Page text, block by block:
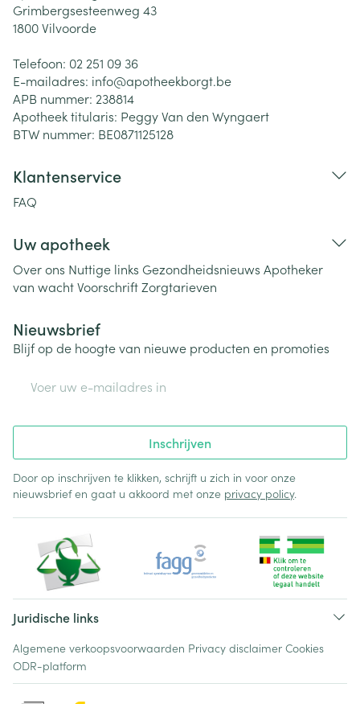
Grimbergsesteenweg 43
1800Vilvoorde
Telefoon: 02 251 09 36
E-mailadres: info@apotheekborgt.be
APB nummer: 238814
Apotheek titularis: Peggy Van den Wyngaert
BTW nummer: BE0871125128
Klantenservice
FAQ
Uw apotheek
Over ons Nuttige links Gezondheidsnieuws Apotheker
van wachtVoorschriftZorgtarieven
Nieuwsbrief
Blijf op de hoogte van nieuwe producten en promoties
Inschrijven
Door op inschrijven te klikken, schrijft u zich in voor onze
nieuwsbrief en gaat u akkoord met onze privacy policy.
Juridische links
Algemene verkoopsvoorwaarden Privacy disclaimer Cookies
ODR-platform